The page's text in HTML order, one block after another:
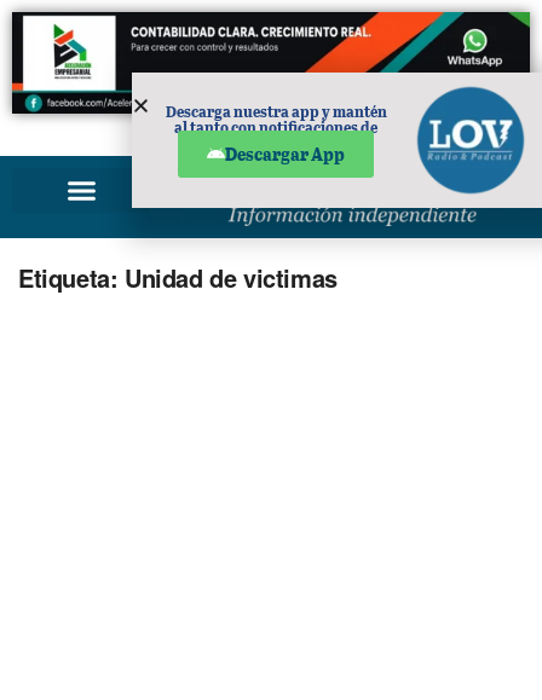
PUBLICIDAD
Etiqueta: Unidad de victimas
Descarga nuestra app y mantén
al tanto con notificaciones de
Descargar App